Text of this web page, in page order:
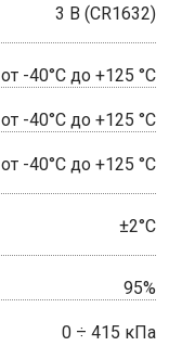
3 В (CR1632)
от -40°С до +125 °С
от -40°С до +125 °С
от -40°С до +125 °С
±2°С
95%
0 ÷ 415 кПа